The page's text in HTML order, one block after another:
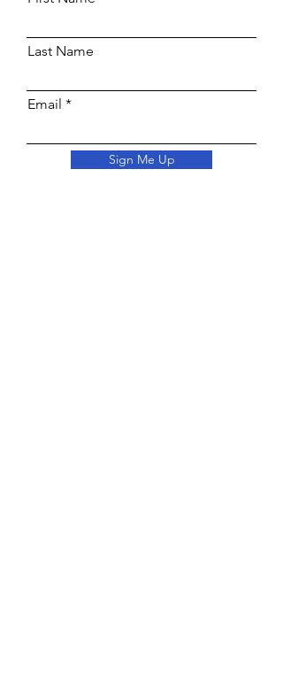
Last Name
Email
Sign Me Up